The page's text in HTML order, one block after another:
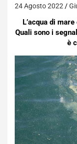
24 Agosto 2022
L’acqua di
Quali sono i
è